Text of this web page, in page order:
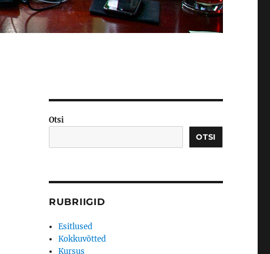
Otsi
OTSI
RUBRIIGID
Esitlused
Kokkuvõtted
Kursus